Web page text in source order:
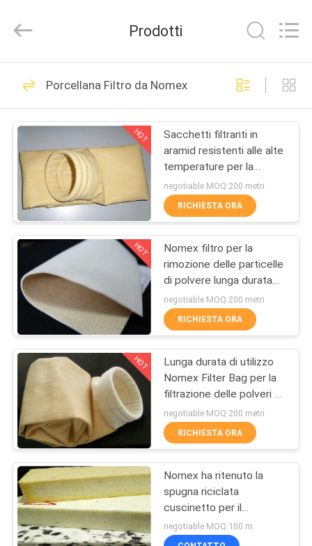
CASA
PRODOTTI
CIRCA
NOI
GIRO
DELLA
FABBRICA
CONTROLLO
DI
QUALITÀ
CONTATTICI
RICHIEDA
UNA
CITAZIONE
Technology
Rights
Tessuto filtrante
della polvere
48
Panno della fibra di
vetro
23
Tessuto filtrante del
micron
57
Prodotti
Porcellana Filtro da Nomex
HOT
Sacchetti filtranti in
aramid resistenti alle alte
temperature per la
filtrazione della polvere
industriale ad alte
temperature
negotiable MOQ:200 metri
RICHIESTA ORA
HOT
Nomex filtro per la
rimozione delle particelle
di polvere lunga durata
utile alta resistenza alla
trazione
negotiable MOQ:200 metri
RICHIESTA ORA
HOT
Lunga durata di utilizzo
Nomex Filter Bag per la
filtrazione delle polveri a
temperatura elevata nel
forno di fusione
dell'acciaio
negotiable MOQ:200 metri
RICHIESTA ORA
Nomex ha ritenuto la
spugna riciclata
cuscinetto per il
cuscinetto di schiuma
della macchina del
negotiable MOQ:100 m.